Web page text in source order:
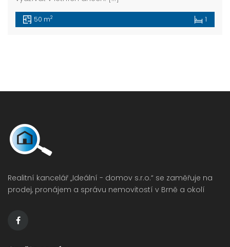
50 m2 1
Realitní kancelář „Ideální -⁠ domov s.r.o.“ se zaměřuje na
prodej, pronájem a správu nemovitostí v Brně a okolí